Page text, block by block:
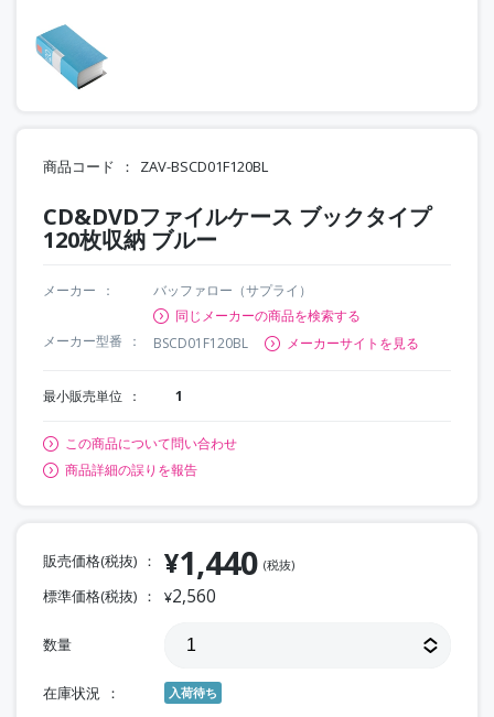
商品コード ZAV-BSCD01F120BL
CD&DVDファイルケース ブックタイプ
120枚収納 ブルー
メーカー
バッファロー（サプライ）
同じメーカーの商品を検索する
メーカー型番
BSCD01F120BL メーカーサイトを見る
最小販売単位 1
この商品について問い合わせ
商品詳細の誤りを報告
販売価格(税抜) ¥1,440 (税抜)
標準価格(税抜) ¥2,560
数量
在庫状況 入荷待ち